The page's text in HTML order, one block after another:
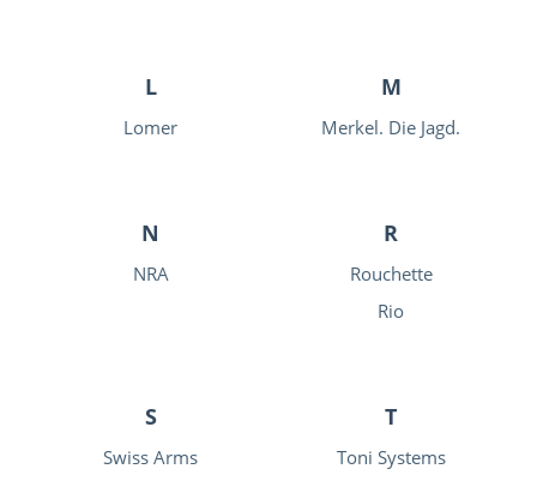
L
Lomer
M
Merkel. Die Jagd.
N
NRA
R
Rouchette
Rio
S
Swiss Arms
T
Toni Systems